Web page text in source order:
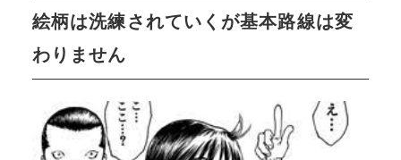
絵柄は洗練されていくが基本路線は変
わりません